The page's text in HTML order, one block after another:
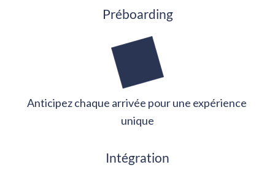
Préboarding
Anticipez chaque arrivée pour une expérience
unique
Intégration